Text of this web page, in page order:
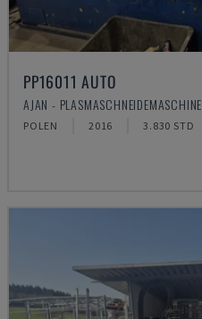
PP16011 AUTO
AJAN - PLASMASCHNEIDEMASCHINE
POLEN 2016 3.830 STD